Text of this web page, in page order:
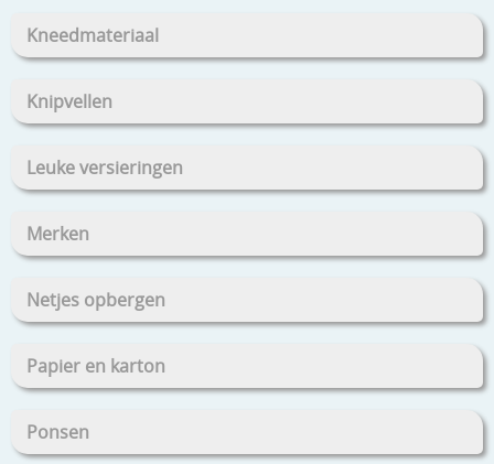
Kneedmateriaal
Knipvellen
Leuke versieringen
Merken
Netjes opbergen
Papier en karton
Ponsen